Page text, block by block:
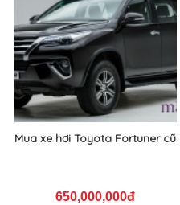
Mua xe hơi Toyota Fortuner cũ
650,000,000đ